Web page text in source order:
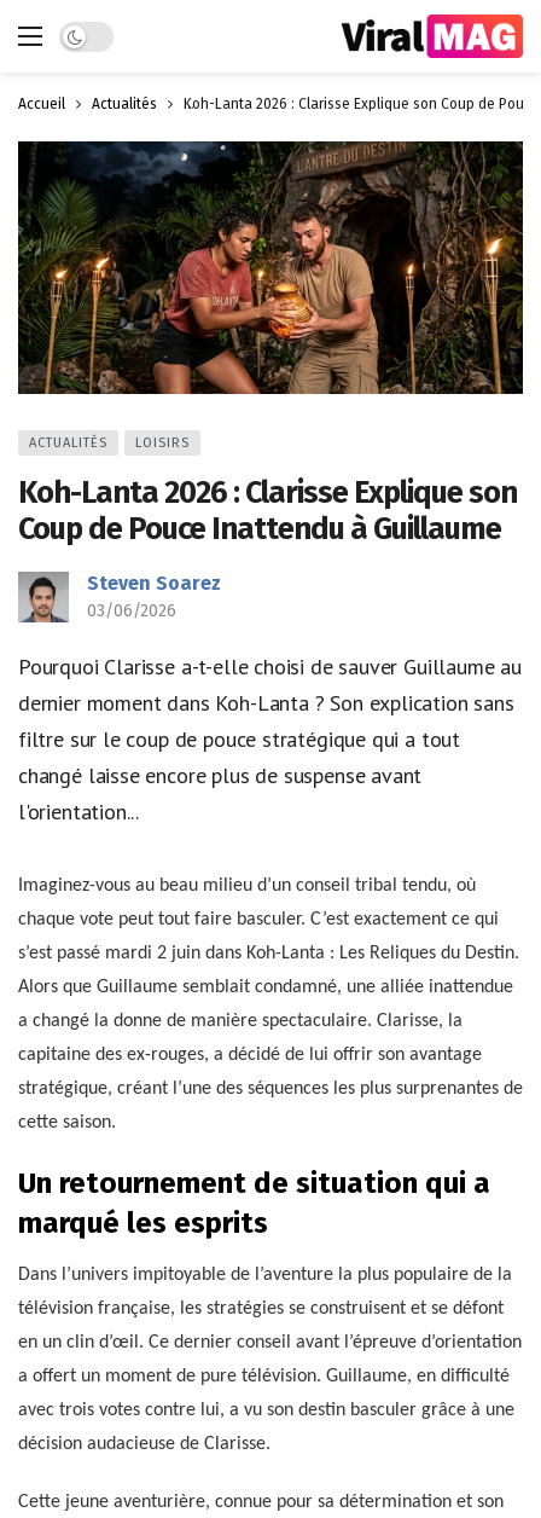
Dark mode
Accueil Actualités Koh-Lanta 2026 : Clarisse Explique son Coup de
ACTUALITÉS LOISIRS
Koh-Lanta 2026 : Clarisse Explique son
Coup de Pouce Inattendu à Guillaume
Steven Soarez
03/06/2026
Pourquoi Clarisse a-t-elle choisi de sauver Guillaume au
dernier moment dans Koh-Lanta ? Son explication sans
filtre sur le coup de pouce stratégique qui a tout
changé laisse encore plus de suspense avant
l'orientation...
Imaginez-vous au beau milieu d’un conseil tribal tendu, où
chaque vote peut tout faire basculer. C’est exactement ce qui
s’est passé mardi 2 juin dans Koh-Lanta : Les Reliques du Destin.
Alors que Guillaume semblait condamné, une alliée inattendue
a changé la donne de manière spectaculaire. Clarisse, la
capitaine des ex-rouges, a décidé de lui offrir son avantage
stratégique, créant l’une des séquences les plus surprenantes de
cette saison.
Un retournement de situation qui a
marqué les esprits
Dans l’univers impitoyable de l’aventure la plus populaire de la
télévision française, les stratégies se construisent et se défont
en un clin d’œil. Ce dernier conseil avant l’épreuve d’orientation
a offert un moment de pure télévision. Guillaume, en difficulté
avec trois votes contre lui, a vu son destin basculer grâce à une
décision audacieuse de Clarisse.
Cette jeune aventurière, connue pour sa détermination et son